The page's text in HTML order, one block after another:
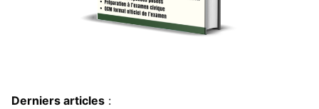
Derniers articles :